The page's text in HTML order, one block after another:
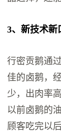
3、新技术新
行密贡鹅通
佳的卤鹅，
少，出肉率
以前卤鹅的
顾客吃完以